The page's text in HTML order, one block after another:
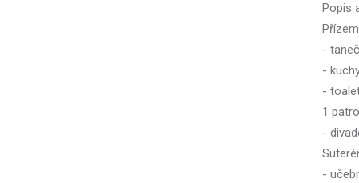
Popis
-
-
-
1
-
-